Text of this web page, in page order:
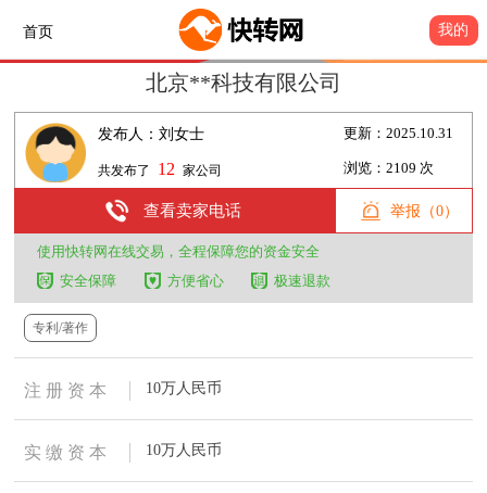
首页 我的
北京**科技有限公司
发布人：刘女士
共发布了 12 家公司
更新：2025.10.31
浏览：2109 次
查看卖家电话 举报（0）
使用快转网在线交易，全程保障您的资金安全
安全保障
方便省心 极速退款
专利/著作
注 册 资 本 10万人民币
实 缴 资 本 10万人民币